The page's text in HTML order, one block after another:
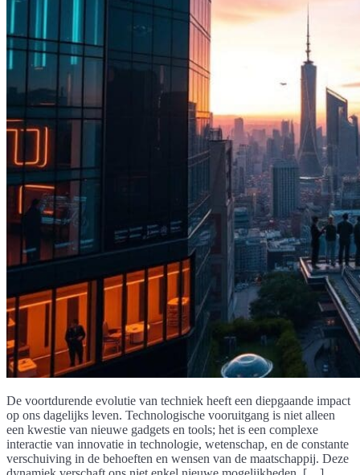
De voortdurende evolutie van techniek heeft een diepgaande impact
op ons dagelijks leven. Technologische vooruitgang is niet alleen
een kwestie van nieuwe gadgets en tools; het is een complexe
interactie van innovatie in technologie, wetenschap, en de constante
verschuiving in de behoeften en wensen van de maatschappij. Deze